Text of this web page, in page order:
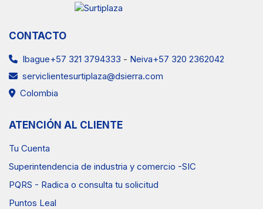
CONTACTO
Ibague+57 321 3794333 - Neiva+57 320 2362042
serviclientesurtiplaza@dsierra.com
Colombia
ATENCIÓN AL CLIENTE
Tu Cuenta
Superintendencia de industria y comercio -SIC
PQRS - Radica o consulta tu solicitud
Puntos Leal